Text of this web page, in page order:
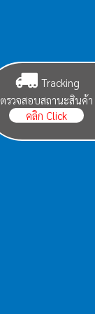
Tracking
ตรวจสอบสถานะสินค้า
คลิก Click